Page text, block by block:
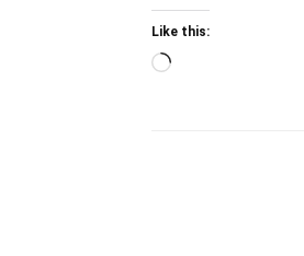
Like this: